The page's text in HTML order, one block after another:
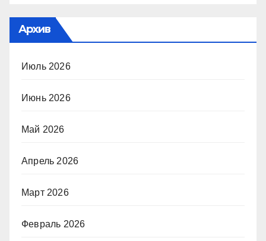
Архив
Июль 2026
Июнь 2026
Май 2026
Апрель 2026
Март 2026
Февраль 2026